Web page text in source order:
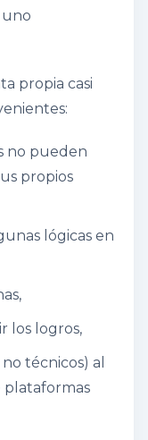
uno
propia casi
no pueden
propios
lógicas en
los logros,
técnicos) al
plataformas